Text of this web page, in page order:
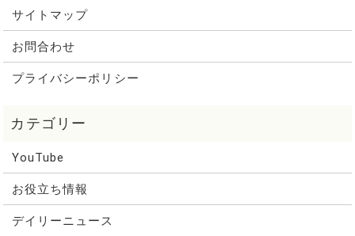
サイトマップ
お問合わせ
プライバシーポリシー
YouTube
お役立ち情報
デイリーニュース